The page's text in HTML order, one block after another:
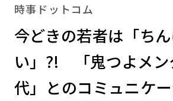
時事ドットコム
今どきの若者は「ち
い」?! 「鬼つよメン
代」とのコミュニケ